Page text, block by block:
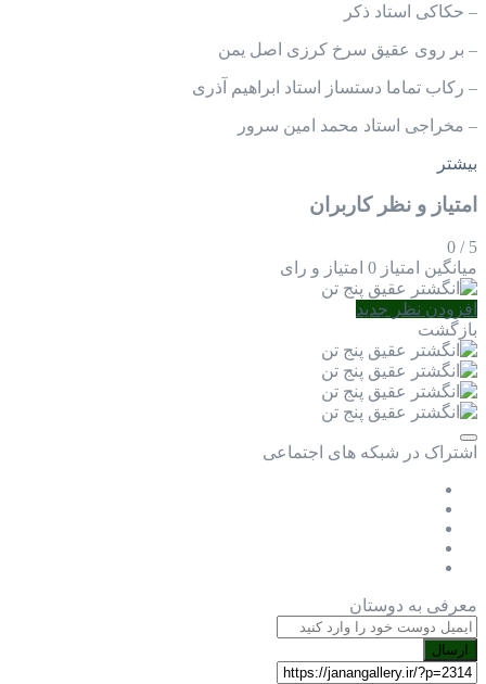
– حکاکی استاد ذکر
– بر روی عقیق سرخ کرزی اصل یمن
– رکاب تماما دستساز استاد ابراهیم آذری
– مخراجی استاد محمد امین سرور
بیشتر
امتیاز و نظر کاربران
5
/
0
میانگین امتیاز 0 امتیاز و رای
افزودن نظر جدید
بازگشت
اشتراک در شبکه های اجتماعی
معرفی به دوستان
ارسال